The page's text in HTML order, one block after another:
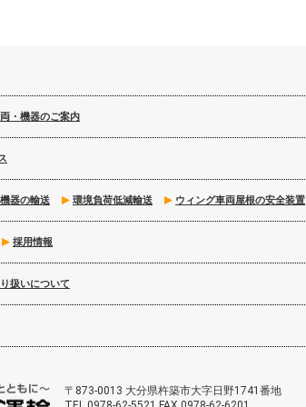
・機器のご案内
器の輸送 環境負荷低減輸送 ウィング車両屋根の安全装置
採用情報
扱いについて
〒873-0013 大分県杵築市大字日野1741番地